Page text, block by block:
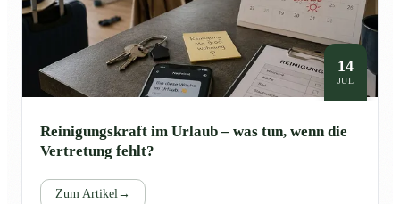
14
JUL
Reinigungskraft im Urlaub – was tun, wenn die
Vertretung fehlt?
Zum Artikel →